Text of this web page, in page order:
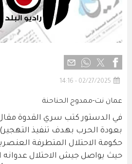
02/27/2025 - 14:16
عمان نت-ممدوح الحناحنة
في الدستور كتب سري القدوة
بعودة الحرب بهدف تنفيذ
حكومة الاحتلال المتطرفة
حيث يواصل جيش الاحتلال